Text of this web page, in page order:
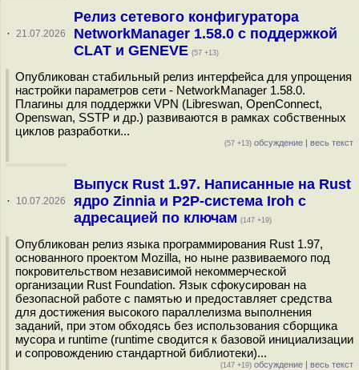
· 21.07.2026
Релиз сетевого конфигуратора
NetworkManager 1.58.0 с поддержкой
CLAT и GENEVE (57 +13)
Опубликован стабильный релиз интерфейса для упрощения
настройки параметров сети - NetworkManager 1.58.0.
Плагины для поддержки VPN (Libreswan, OpenConnect,
Openswan, SSTP и др.) развиваются в рамках собственных
циклов разработки...
(57 +13) обсуждение | весь текст
· 10.07.2026
Выпуск Rust 1.97. Написанные на Rust
ядро Zinnia и P2P-система Iroh с
адресацией по ключам (147 +19)
Опубликован релиз языка программирования Rust 1.97,
основанного проектом Mozilla, но ныне развиваемого под
покровительством независимой некоммерческой
организации Rust Foundation. Язык сфокусирован на
безопасной работе с памятью и предоставляет средства
для достижения высокого параллелизма выполнения
заданий, при этом обходясь без использования сборщика
мусора и runtime (runtime сводится к базовой инициализации
и сопровождению стандартной библиотеки)...
(147 +19) обсуждение | весь текст